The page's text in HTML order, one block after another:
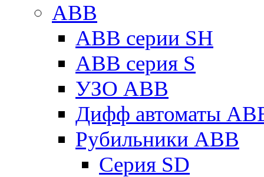
ABB
ABB серии SH
ABB серия S
УЗО ABB
Дифф автоматы
Рубильники ABB
Серия SD